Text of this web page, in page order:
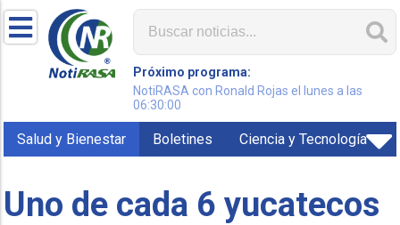
Próximo programa:
NotiRASA con Ronald Rojas el lunes a las
06:30:00
Salud y Bienestar Boletines Ciencia y Tecnología
Uno de cada 6 yucatecos